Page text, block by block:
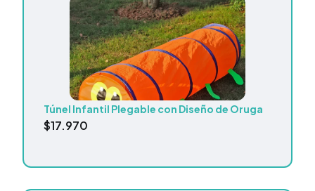
Túnel Infantil Plegable con Diseño de Oruga
$17.970